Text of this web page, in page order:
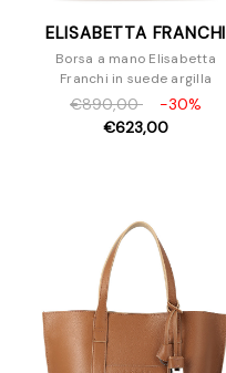
ELISABETTA FRANCHI
Borsa a mano Elisabetta
Franchi in suede argilla
€890,00
-30%
€623,00